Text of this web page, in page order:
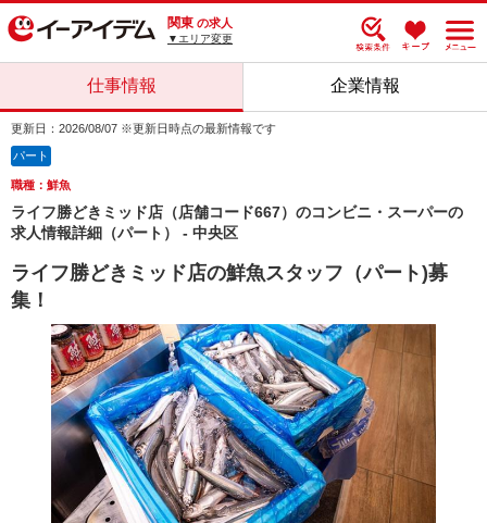
関東 の求人
▼エリア変更
仕事情報 企業情報
更新日：2026/08/07 ※更新日時点の最新情報です
パート
職種：鮮魚
ライフ勝どきミッド店（店舗コード667）のコンビニ・スーパーの
求人情報詳細（パート） - 中央区
ライフ勝どきミッド店の鮮魚スタッフ（パート)募
集！